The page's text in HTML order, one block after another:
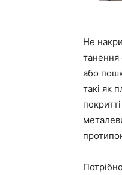
Не
танення
або
такі як